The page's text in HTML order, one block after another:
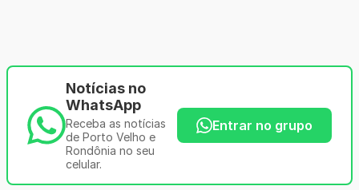
Notícias no
WhatsApp
Receba as notícias
de Porto Velho e
Rondônia no seu
celular.
Entrar no grupo